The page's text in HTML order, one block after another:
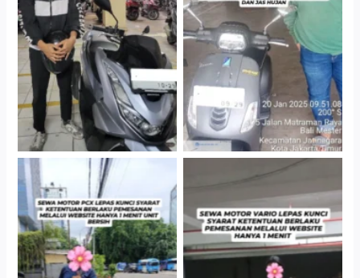
Jakarta Selatan
Gedung Parkir P6A